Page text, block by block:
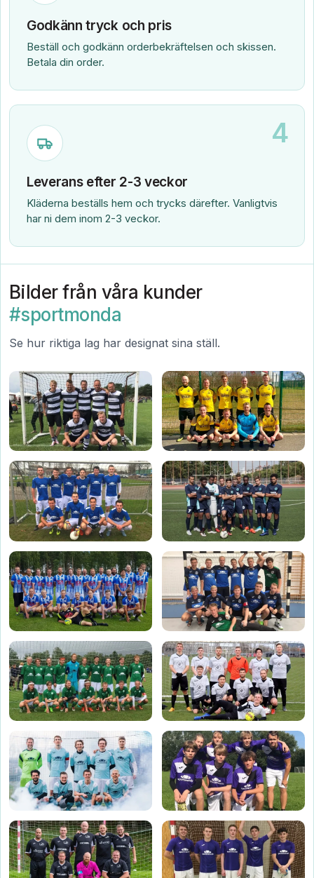
Godkänn tryck och pris
Beställ och godkänn orderbekräftelsen och skissen.
Betala din order.
4
Leverans efter 2-3 veckor
Kläderna beställs hem och trycks därefter. Vanligtvis
har ni dem inom 2-3 veckor.
Bilder från våra kunder
#sportmonda
Se hur riktiga lag har designat sina ställ.